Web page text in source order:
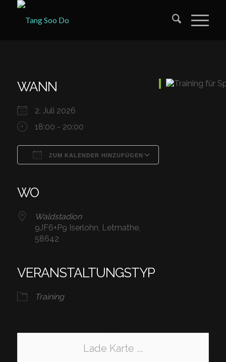
WANN
2. Juli 2026
18:00 - 20:00
ZUM KALENDER HINZUFÜGEN
WO
Waldstadion
9JF6+P9 Iserlohn, Letmathe,
58642
VERANSTALTUNGSTYP
Training
Lade Karte ...